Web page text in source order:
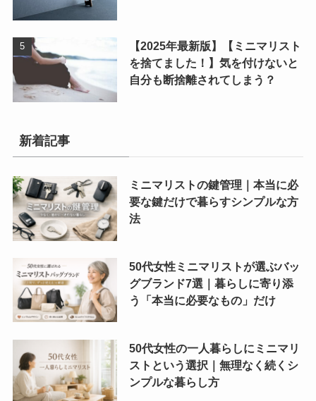
【2025年最新版】【ミニマリスト
を捨てました！】気を付けないと
自分も断捨離されてしまう？
新着記事
ミニマリストの鍵管理｜本当に必
要な鍵だけで暮らすシンプルな方
法
50代女性ミニマリストが選ぶバッ
グブランド7選｜暮らしに寄り添
う「本当に必要なもの」だけ
50代女性の一人暮らしにミニマリ
ストという選択｜無理なく続くシ
ンプルな暮らし方